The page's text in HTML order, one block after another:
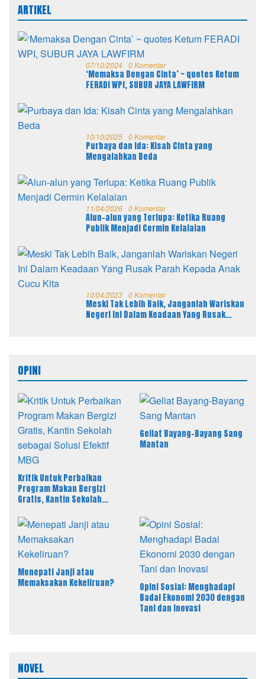
ARTIKEL
07/10/2024 0 Komentar
‘Memaksa Dengan Cinta’ ~ quotes Ketum
FERADI WPI, SUBUR JAYA LAWFIRM
10/10/2025 0 Komentar
Purbaya dan Ida: Kisah Cinta yang
Mengalahkan Beda
11/04/2026 0 Komentar
Alun-alun yang Terlupa: Ketika Ruang
Publik Menjadi Cermin Kelalaian
10/04/2023 0 Komentar
Meski Tak Lebih Baik, Janganlah Wariskan
Negeri Ini Dalam Keadaan Yang Rusak
OPINI
Kritik Untuk Perbaikan
Program Makan Bergizi
Gratis, Kantin Sekolah
Geliat Bayang-Bayang Sang
Mantan
Menepati Janji atau
Memaksakan Kekeliruan?
Opini Sosial: Menghadapi
Badai Ekonomi 2030 dengan
Tani dan Inovasi
NOVEL